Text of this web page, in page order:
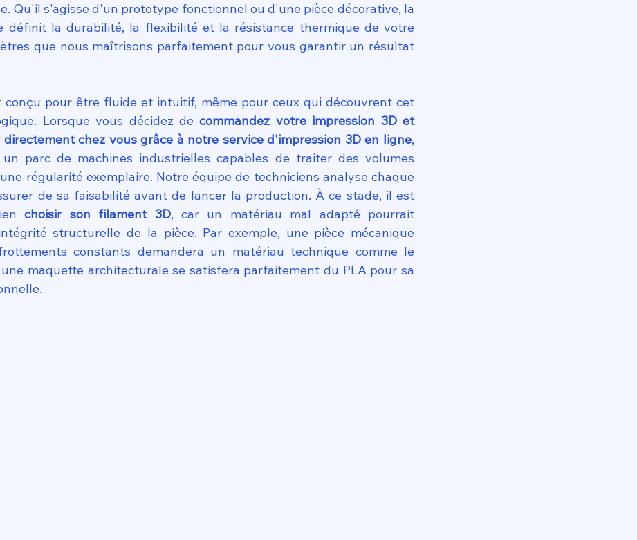
Qu'il s'agisse d'un prototype fonctionnel ou d'une pièce décorative, la
définit la durabilité, la flexibilité et la résistance thermique de votre
que nous maîtrisons parfaitement pour vous garantir un résultat
conçu pour être fluide et intuitif, même pour ceux qui découvrent cet
Lorsque vous décidez de commandez votre impression 3D et
chez vous grâce à notre service d'impression 3D en ligne,
parc de machines industrielles capables de traiter des volumes
régularité exemplaire. Notre équipe de techniciens analyse chaque
de sa faisabilité avant de lancer la production. À ce stade, il est
choisir son filament 3D, car un matériau mal adapté pourrait
structurelle de la pièce. Par exemple, une pièce mécanique
constants demandera un matériau technique comme le
maquette architecturale se satisfera parfaitement du PLA pour sa